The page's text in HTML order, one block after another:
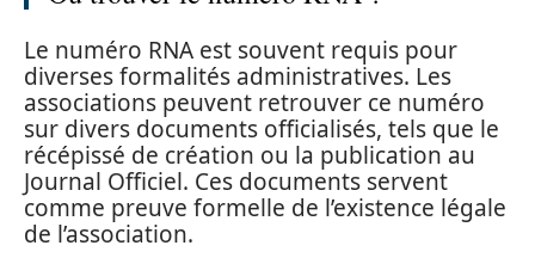
Le numéro RNA est souvent requis pour
diverses formalités administratives. Les
associations peuvent retrouver ce numéro
sur divers documents officialisés, tels que le
récépissé de création ou la publication au
Journal Officiel. Ces documents servent
comme preuve formelle de l’existence légale
de l’association.